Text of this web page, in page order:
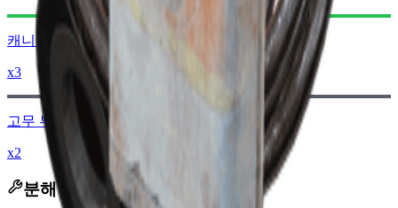
캐니스터
x3
고무 부품
x2
분해 시 획득